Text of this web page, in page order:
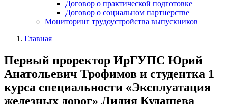
Договор о практической подготовке
Договор о социальном партнерстве
Мониторинг трудоустройства выпускников
Главная
Первый проректор ИрГУПС Юрий
Анатольевич Трофимов и студентка 1
курса специальности «Эксплуатация
железных дорог» Лидия Кудашева